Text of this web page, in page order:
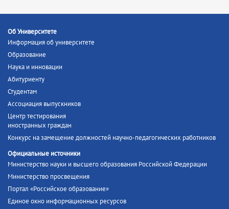
Об Университете
Информация об университете
Образование
Наука и инновации
Абитуриенту
Студентам
Ассоциация выпускников
Центр тестирования
иностранных граждан
Конкурс на замещение должностей научно-педагогических работников
Официальные источники
Министерство науки и высшего образования Российской Федерации
Министерство просвещения
Портал «Российское образование»
Единое окно информационных ресурсов